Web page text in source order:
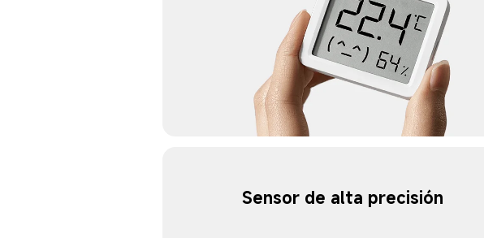
Sensor de alta precisión